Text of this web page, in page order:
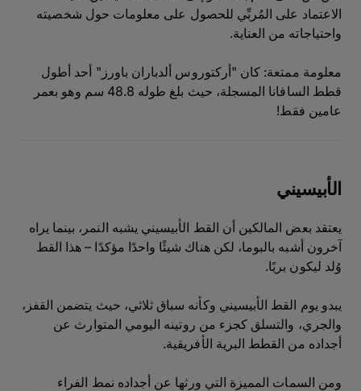
الاعتماد على المُربِّي للحصول على معلومات حول شخصيته
واحتياجاته من العناية.
معلومة ممتعة: كان "أركتوروس ألدباران باورز" أحد أطول
قطط السافانا المسجلة، حيث بلغ طوله 48.8 سم وهو بعمر
عامين فقط!
الأبيسيني
يعتقد بعض المالكين أن القط الأبيسيني يشبه النمر، بينما يراه
آخرون أشبه بالبوما، لكن هناك شيئًا واحدًا مؤكدًا – هذا القط
وُلد ليكون بريًا.
يبدو يوم القط الأبيسيني وكأنه سباق ثلاثي، حيث يتضمن القفز،
والجري، والتسلق كجزء من روتينه اليومي المتوارث عن
أجداده من القطط البرية الأفريقية.
ومن السمات المميزة التي ورثها عن أجداده نمط الفراء